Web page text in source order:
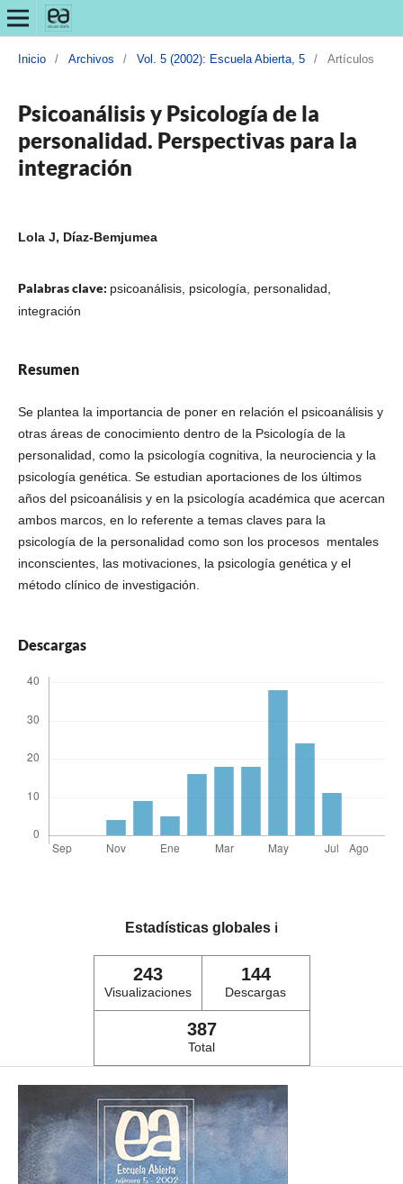
Inicio / Archivos / Vol. 5 (2002): Escuela Abierta, 5 / Artículos
Psicoanálisis y Psicología de la
personalidad. Perspectivas para la
integración
Lola J, Díaz-Bemjumea
Palabras clave: psicoanálisis, psicología, personalidad,
integración
Resumen
Se plantea la importancia de poner en relación el psicoanálisis y
otras áreas de conocimiento dentro de la Psicología de la
personalidad, como la psicología cognitiva, la neurociencia y la
psicología genética. Se estudian aportaciones de los últimos
años del psicoanálisis y en la psicología académica que acercan
ambos marcos, en lo referente a temas claves para la
psicología de la personalidad como son los procesos mentales
inconscientes, las motivaciones, la psicología genética y el
método clínico de investigación.
Descargas
Estadísticas globales ℹ️
243
Visualizaciones
144
Descargas
387
Total